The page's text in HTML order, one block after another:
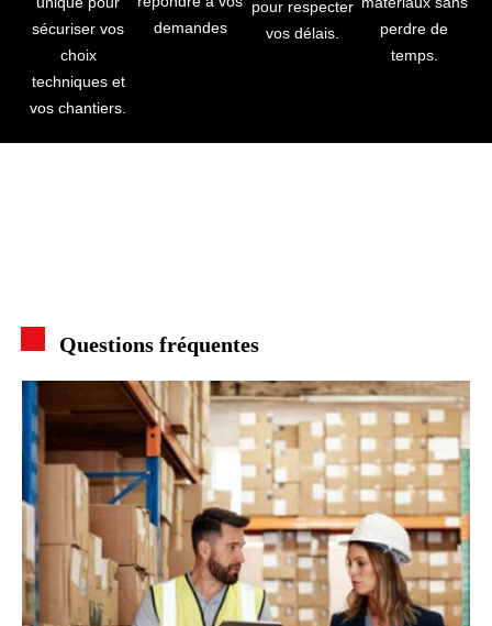
sécuriser vos
choix
techniques et
vos chantiers.
demandes
pour respecter
vos délais.
perdre de
temps.
Questions fréquentes